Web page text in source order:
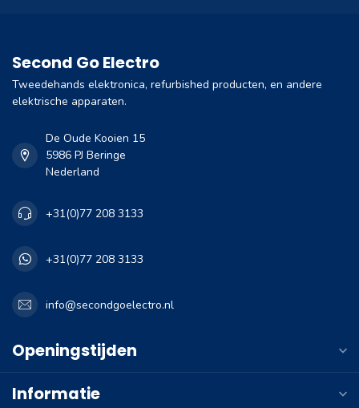
Second Go Electro
Tweedehands elektronica, refurbished producten, en andere
elektrische apparaten.
De Oude Kooien 15
5986 PJ Beringe
Nederland
+31(0)77 208 3133
+31(0)77 208 3133
info@secondgoelectro.nl
Openingstijden
Informatie